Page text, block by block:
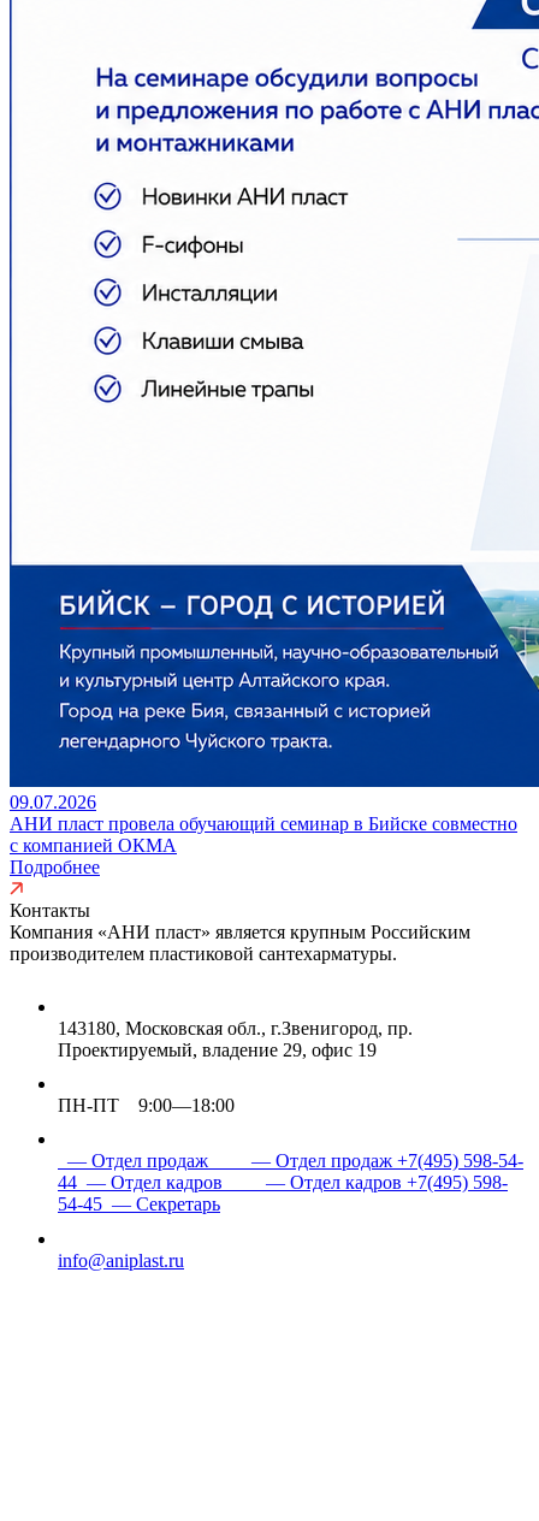
09.07.2026
АНИ пласт провела обучающий семинар в Бийске совместно
с компанией ОКМА
Подробнее
Контакты
Компания «АНИ пласт» является крупным Российским
производителем пластиковой сантехарматуры.
143180, Московская обл., г.Звенигород, пр.
Проектируемый, владение 29, офис 19
ПН-ПТ 9:00—18:00
— Отдел продаж — Отдел продаж +7(495) 598-54-
44 — Отдел кадров — Отдел кадров +7(495) 598-
54-45 — Секретарь
info@aniplast.ru